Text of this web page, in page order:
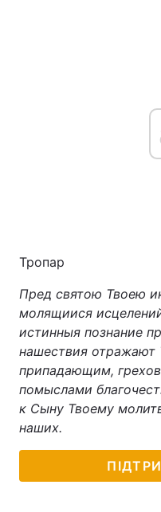
Тропар
Пред святою Твоею
молящиися
истинныя познание
нашествия
припадающим,
помыслами
к Сыну Твоему
наших.